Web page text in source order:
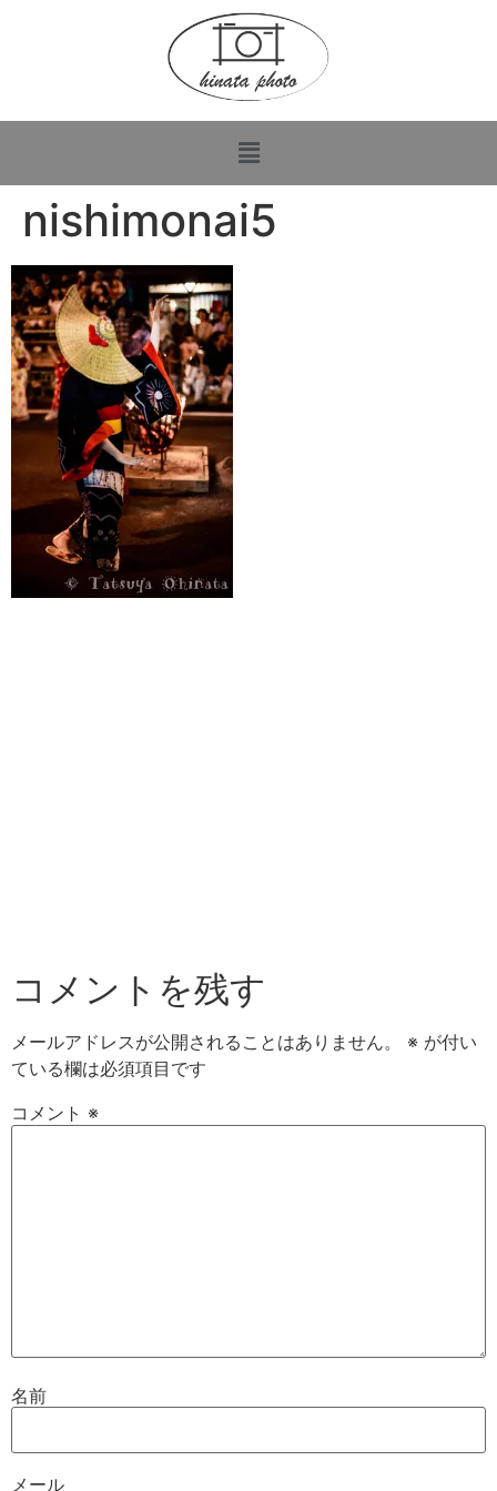
nishimonai5
コメントを残す
メールアドレスが公開されることはありません。 ※ が付い
ている欄は必須項目です
コメント ※
名前
メール